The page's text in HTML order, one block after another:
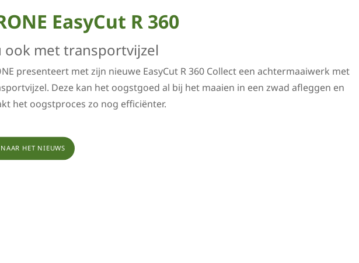
EasyCut R 360
ook met transportvijzel
presenteert met zijn nieuwe EasyCut R 360 Collect een achtermaaiwerk met
Deze kan het oogstgoed al bij het maaien in een zwad afleggen en
het oogstproces zo nog efficiënter.
NAAR HET NIEUWS